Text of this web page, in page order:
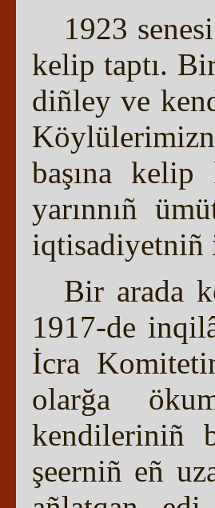
1923
kelip taptı.
diñley ve
başına kelip
yarınnıñ
iqtisadiyetniñ
Bir arada
1917-de
İcra
olarğa
kendileriniñ
şeerniñ eñ